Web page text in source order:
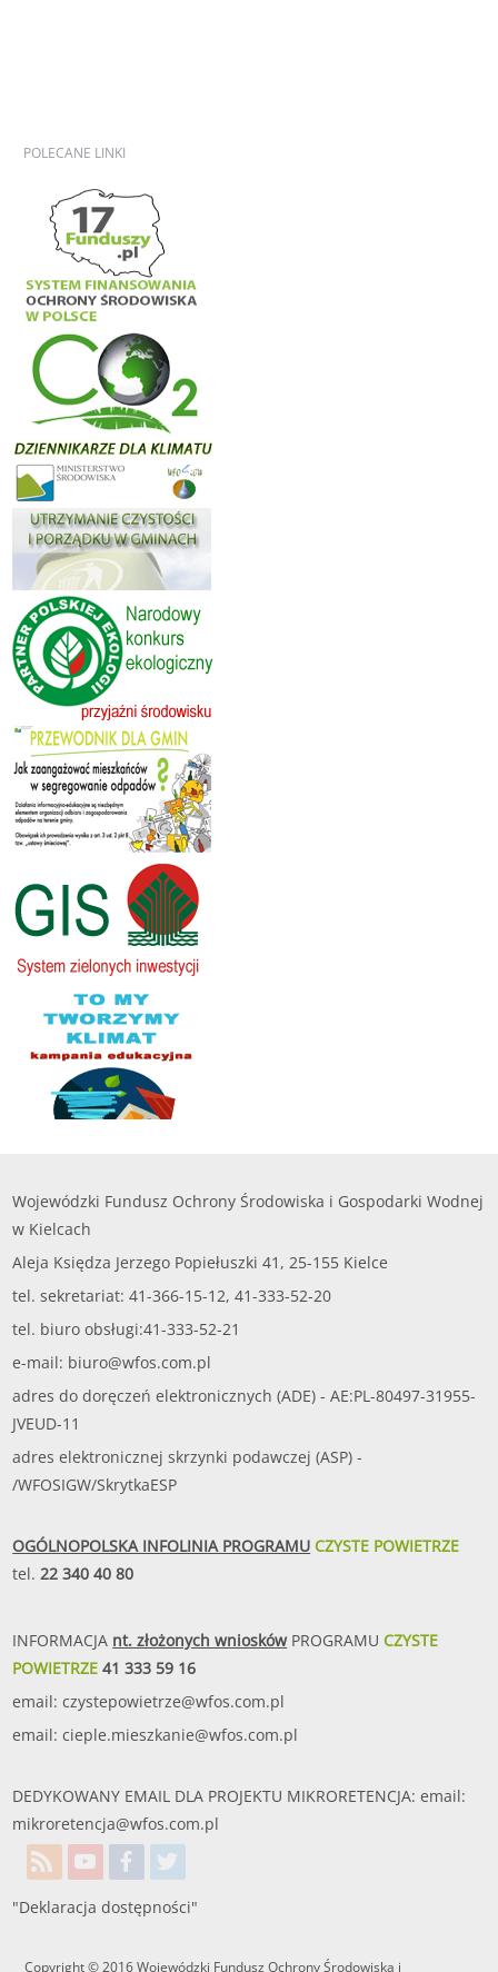
POLECANE LINKI
Wojewódzki Fundusz Ochrony Środowiska i Gospodarki Wodnej
w Kielcach
Aleja Księdza Jerzego Popiełuszki 41, 25-155 Kielce
tel. sekretariat: 41-366-15-12, 41-333-52-20
tel. biuro obsługi:41-333-52-21
e-mail: biuro@wfos.com.pl
adres do doręczeń elektronicznych (ADE) - AE:PL-80497-31955-
JVEUD-11
adres elektronicznej skrzynki podawczej (ASP) -
/WFOSIGW/SkrytkaESP
OGÓLNOPOLSKA INFOLINIA PROGRAMU CZYSTE POWIETRZE
tel.22 340 40 80
INFORMACJA nt. złożonych wniosków PROGRAMUCZYSTE
POWIETRZE 41 333 59 16
email:czystepowietrze@wfos.com.pl
email:cieple.mieszkanie@wfos.com.pl
DEDYKOWANY EMAIL DLA PROJEKTU MIKRORETENCJA: email:
mikroretencja@wfos.com.pl
"Deklaracja dostępności"
Copyright © 2016 Wojewódzki Fundusz Ochrony Środowiska i